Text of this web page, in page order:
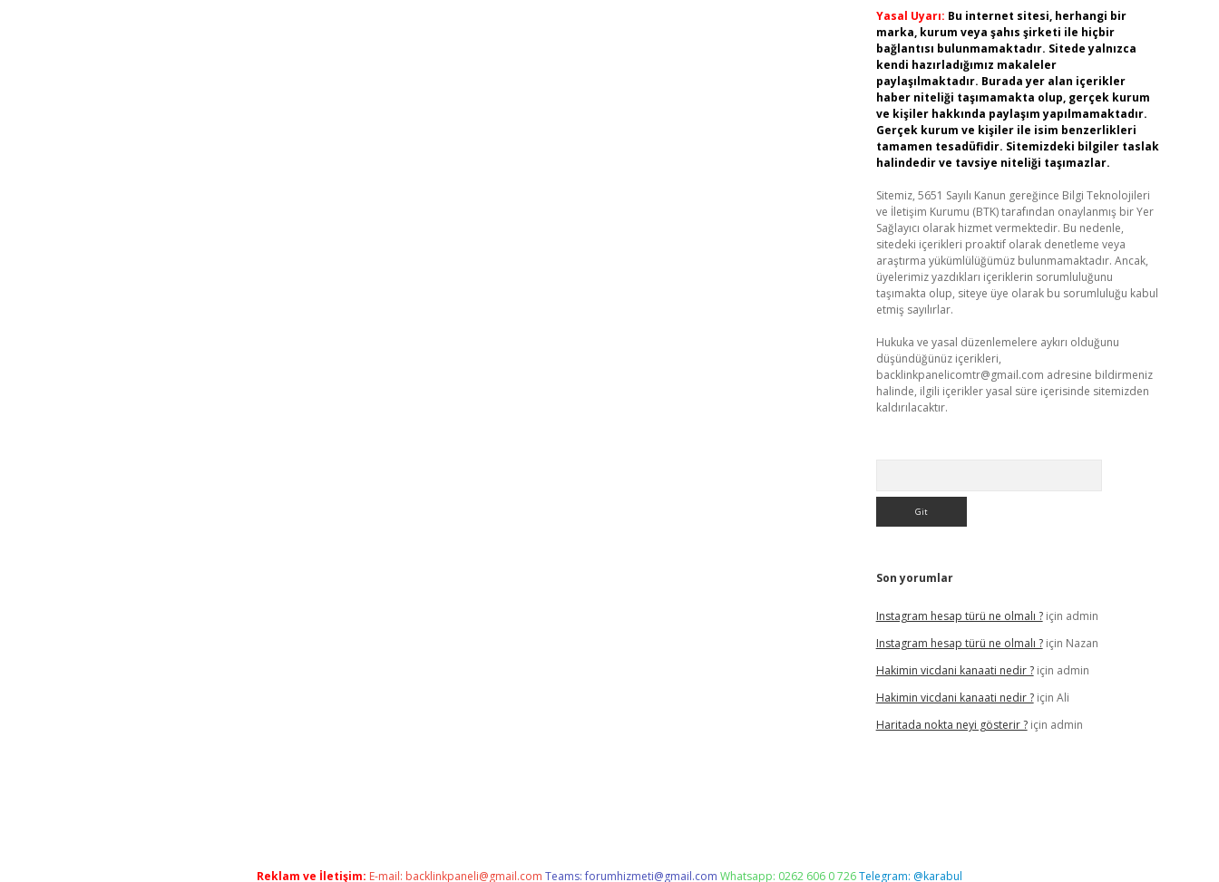
Yasal Uyarı: Bu internet sitesi, herhangi bir
marka, kurum veya şahıs şirketi ile hiçbir
bağlantısı bulunmamaktadır. Sitede yalnızca
kendi hazırladığımız makaleler
paylaşılmaktadır. Burada yer alan içerikler
haber niteliği taşımamakta olup, gerçek kurum
ve kişiler hakkında paylaşım yapılmamaktadır.
Gerçek kurum ve kişiler ile isim benzerlikleri
tamamen tesadüfidir. Sitemizdeki bilgiler taslak
halindedir ve tavsiye niteliği taşımazlar.
Sitemiz, 5651 Sayılı Kanun gereğince Bilgi Teknolojileri
ve İletişim Kurumu (BTK) tarafından onaylanmış bir Yer
Sağlayıcı olarak hizmet vermektedir. Bu nedenle,
sitedeki içerikleri proaktif olarak denetleme veya
araştırma yükümlülüğümüz bulunmamaktadır. Ancak,
üyelerimiz yazdıkları içeriklerin sorumluluğunu
taşımakta olup, siteye üye olarak bu sorumluluğu kabul
etmiş sayılırlar.
Hukuka ve yasal düzenlemelere aykırı olduğunu
düşündüğünüz içerikleri,
backlinkpanelicomtr@gmail.com adresine bildirmeniz
halinde, ilgili içerikler yasal süre içerisinde sitemizden
kaldırılacaktır.
Son yorumlar
Instagram hesap türü ne olmalı ?için admin
Instagram hesap türü ne olmalı ?için Nazan
Hakimin vicdani kanaati nedir ?için admin
Hakimin vicdani kanaati nedir ?için Ali
Haritada nokta neyi gösterir ?için admin
Reklam ve İletişim: E-mail: backlinkpaneli@gmail.com Teams:forumhizmeti@gmail.com Whatsapp: 0262 606 0 726Telegram: @karabul